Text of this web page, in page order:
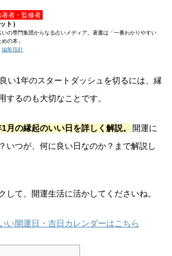
著者・監修者
ト）
いの専門集団からなる占いメディア。著書は「一番わかりやすい
の本」
編集指針
い1年のスタートダッシュを切るには、縁
するのも大切なことです。
月の縁起のいい日を詳しく解説。
開運に
いつが、何に良い日なのか？まで解説し
して、開運生活に活かしてくださいね。
い開運日・吉日カレンダーはこちら